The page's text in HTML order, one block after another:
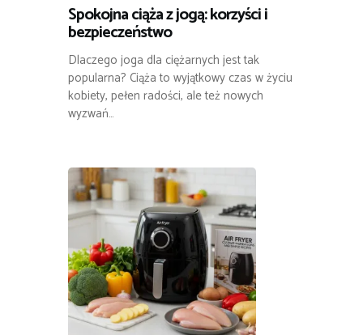
Spokojna ciąża z jogą: korzyści i
bezpieczeństwo
Dlaczego joga dla ciężarnych jest tak
popularna? Ciąża to wyjątkowy czas w życiu
kobiety, pełen radości, ale też nowych
wyzwań…